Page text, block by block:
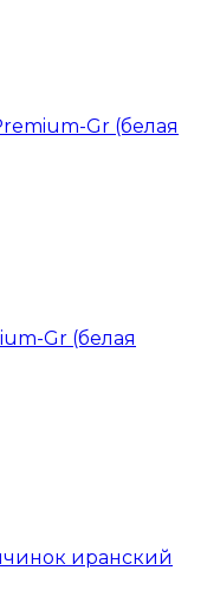
Gr (белая